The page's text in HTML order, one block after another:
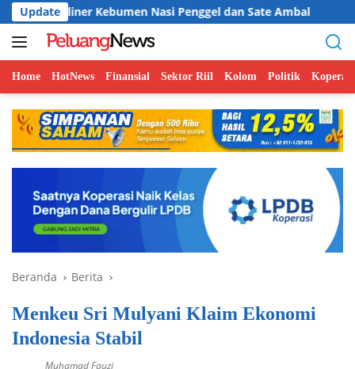
Langsung
ke
konten
Update
Kebumen Nasi Penggel dan Sate Ambal Tak Ramah
Home HotNews Finansial Sektor Riil Kolom Politik Koperasi
Beranda Berita
Menkeu Sri Mulyani Klaim Ekonomi
Indonesia Stabil
Muhamad Fauzi